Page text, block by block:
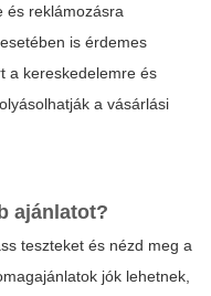
és reklámozásra
esetében is érdemes
a kereskedelemre és
a vásárlási
ajánlatot?
teszteket és nézd meg a
jók lehetnek,